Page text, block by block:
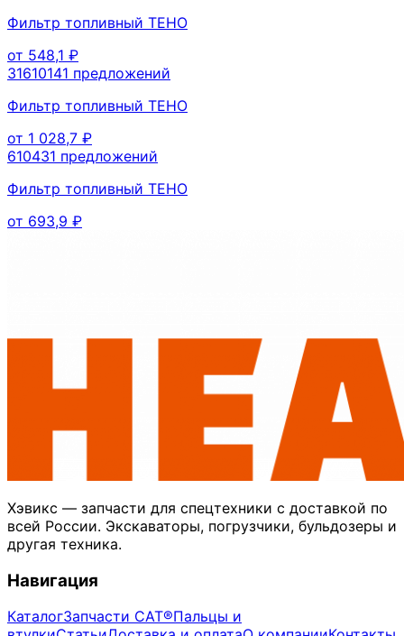
Фильтр топливный TEHO
от 548,1 ₽
31610141 предложений
Фильтр топливный TEHO
от 1 028,7 ₽
610431 предложений
Фильтр топливный TEHO
от 693,9 ₽
Хэвикс — запчасти для спецтехники с доставкой по
всей России. Экскаваторы, погрузчики, бульдозеры и
другая техника.
Навигация
КаталогЗапчасти CAT®Пальцы и